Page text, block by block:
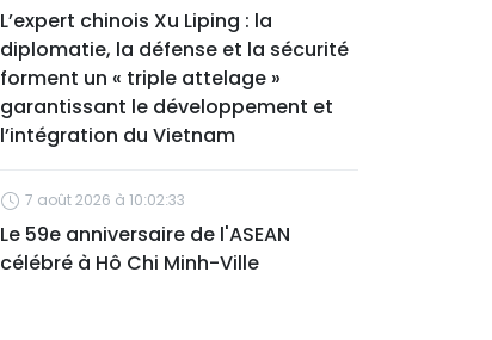
L’expert chinois Xu Liping : la
diplomatie, la défense et la sécurité
forment un « triple attelage »
garantissant le développement et
l’intégration du Vietnam
7 août 2026 à 10:02:33
Le 59e anniversaire de l'ASEAN
célébré à Hô Chi Minh-Ville